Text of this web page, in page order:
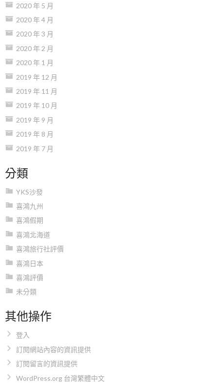
2020 年 5 月
2020 年 4 月
2020 年 3 月
2020 年 2 月
2020 年 1 月
2019 年 12 月
2019 年 11 月
2019 年 10 月
2019 年 9 月
2019 年 8 月
2019 年 7 月
分類
YKS沙發
喜鴻九州
喜鴻假期
喜鴻北海道
喜鴻旅行社評價
喜鴻日本
喜鴻評價
未分類
其他操作
登入
訂閱網站內容的資訊提供
訂閱留言的資訊提供
WordPress.org 台灣繁體中文